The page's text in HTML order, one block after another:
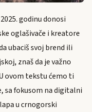
godinu donosi
oglašivače i kreatore
ubaciš svoj brend ili
znaš da je važno
ovom tekstu ćemo ti
sa fokusom na digitalni
u crnogorski